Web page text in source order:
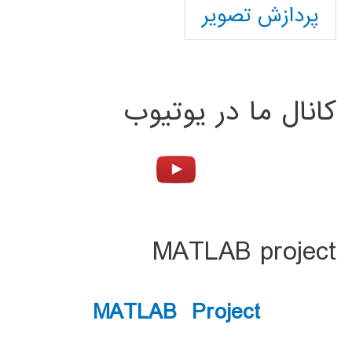
پردازش تصویر
کانال ما در یوتیوب
MATLAB project
MATLAB Project